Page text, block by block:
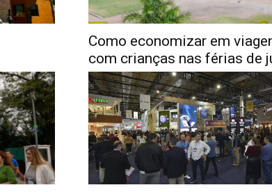
Como economizar em
com crianças nas férias de